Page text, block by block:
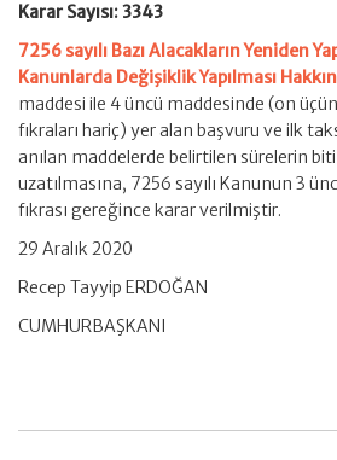
Ay
Uzatılmasına
Dair
Karar
(Karar
Sayısı:
3343)
için
Karar Sayısı: 3343
7256 sayılı Bazı Alacakların Yeniden
Kanunlarda Değişiklik Yapılması
maddesi ile 4 üncü maddesinde (on
fıkraları hariç) yer alan başvuru ve ilk
anılan maddelerde belirtilen sürelerin
uzatılmasına, 7256 sayılı Kanunun 3
fıkrası gereğince karar verilmiştir.
29 Aralık 2020
Recep Tayyip ERDOĞAN
CUMHURBAŞKANI